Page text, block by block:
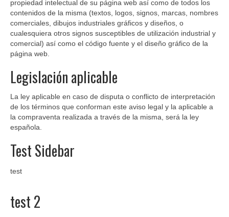
propiedad intelectual de su página web así como de todos los
contenidos de la misma (textos, logos, signos, marcas, nombres
comerciales, dibujos industriales gráficos y diseños, o
cualesquiera otros signos susceptibles de utilización industrial y
comercial) así como el código fuente y el diseño gráfico de la
página web.
Legislación aplicable
La ley aplicable en caso de disputa o conflicto de interpretación
de los términos que conforman este aviso legal y la aplicable a
la compraventa realizada a través de la misma, será la ley
española.
Test Sidebar
test
test 2